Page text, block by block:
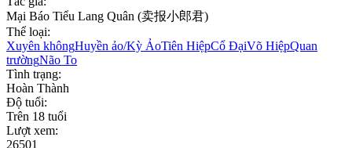
Mại Báo Tiểu Lang Quân (卖报小郎君)
Thể loại:
Xuyên khôngHuyền ảo/Kỳ ẢoTiên HiệpCổ ĐạiVõ HiệpQuan
trườngNão To
Tình trạng:
Hoàn Thành
Độ tuổi:
Trên 18 tuổi
Lượt xem:
26501